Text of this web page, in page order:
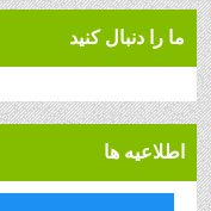
ما را دنبال کنید
اطلاعیه ها